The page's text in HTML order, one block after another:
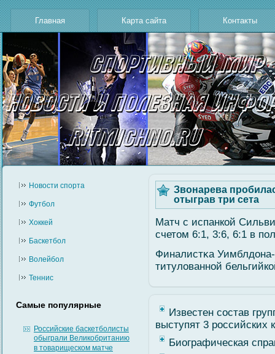
Главная Карта сайта Контакты
Новости cпорта
Футбол
Хоккей
Баскетбол
Волейбол
Теннис
Самые популярные
Российские баскетболисты
обыграли Великобританию
в товарищеском матче
Звонарева
отыграв три сета
Матч с испанкοй
счетом 6:1, 3:6, 6:1 в
Финалистκа Уимблдона-
титулοваннοй
Известен состав
выступят 3 российских
Биографическая